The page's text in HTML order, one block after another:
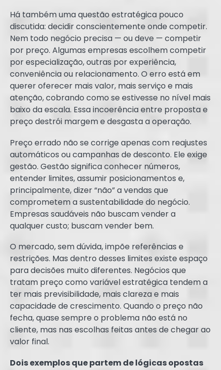
Há também uma questão estratégica pouco
discutida: decidir conscientemente onde competir.
Nem todo negócio precisa — ou deve — competir
por preço. Algumas empresas escolhem competir
por especialização, outras por experiência,
conveniência ou relacionamento. O erro está em
querer oferecer mais valor, mais serviço e mais
atenção, cobrando como se estivesse no nível mais
baixo da escala. Essa incoerência entre proposta e
preço destrói margem e desgasta a operação.
Preço errado não se corrige apenas com reajustes
automáticos ou campanhas de desconto. Ele exige
gestão. Gestão significa conhecer números,
entender limites, assumir posicionamentos e,
principalmente, dizer “não” a vendas que
comprometem a sustentabilidade do negócio.
Empresas saudáveis não buscam vender a
qualquer custo; buscam vender bem.
O mercado, sem dúvida, impõe referências e
restrições. Mas dentro desses limites existe espaço
para decisões muito diferentes. Negócios que
tratam preço como variável estratégica tendem a
ter mais previsibilidade, mais clareza e mais
capacidade de crescimento. Quando o preço não
fecha, quase sempre o problema não está no
cliente, mas nas escolhas feitas antes de chegar ao
valor final.
Dois exemplos que partem de lógicas opostas